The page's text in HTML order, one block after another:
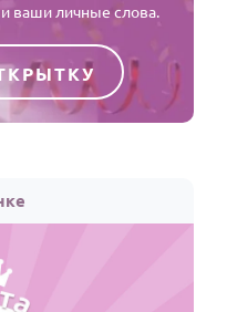
ваши личные слова.